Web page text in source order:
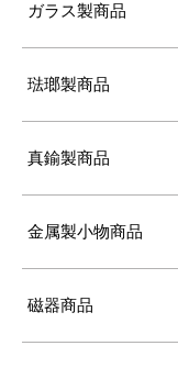
ガラス製商品
琺瑯製商品
真鍮製商品
金属製小物商品
磁器商品